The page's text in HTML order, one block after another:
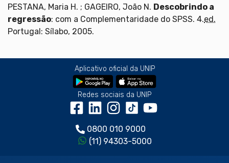
PESTANA, Maria H. ; GAGEIRO, João N. Descobrindo a
regressão: com a Complementaridade do SPSS. 4.ed.
Portugal: Sílabo, 2005.
Aplicativo oficial da UNIP
Redes sociais da UNIP
0800 010 9000
(11) 94303-5000